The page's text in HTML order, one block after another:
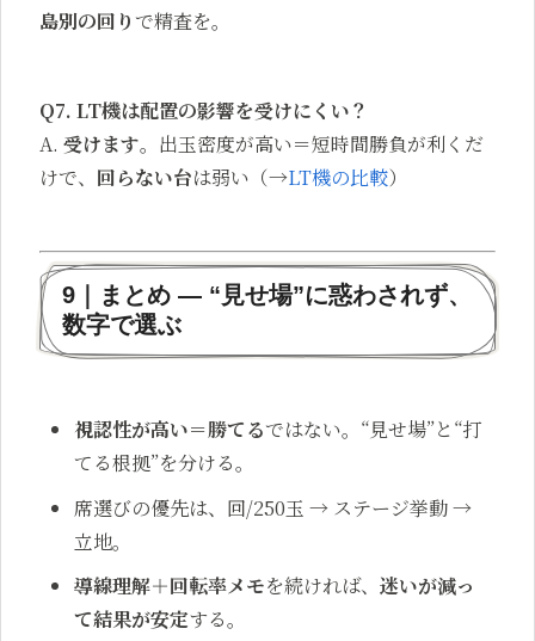
島別の回りで精査を。
Q7. LT機は配置の影響を受けにくい？
A. 受けます。出玉密度が高い＝短時間勝負が利くだ
けで、 回らない台は弱い（→LT機の比較）
9｜まとめ — “見せ場”に惑わされず、
数字で選ぶ
視認性が高い＝勝てるではない。“見せ場”と“打
てる根拠”を分ける。
席選びの優先は、回/250玉 → ステージ挙動 →
立地。
導線理解＋回転率メモを続ければ、迷いが減っ
て結果が安定する。